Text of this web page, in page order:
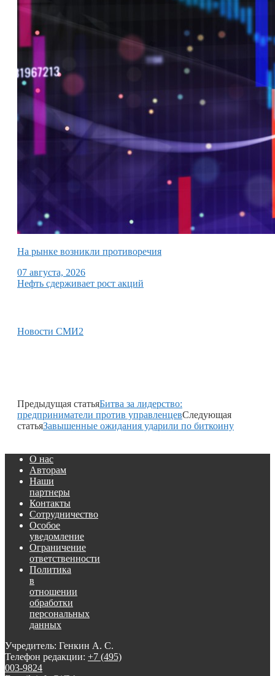
На рынке возникли противоречия
07 августа, 2026
Нефть сдерживает рост акций
Новости СМИ2
Предыдущая статьяБитва за лидерство:
предприниматели против управленцевСледующая
статьяЗавышенные ожидания ударили по биткоину
О нас
Авторам
Наши
партнеры
Контакты
Сотрудничество
Особое
уведомление
Ограничение
ответственности
Политика
в
отношении
обработки
персональных
данных
Учредитель: Генкин А. С.
Телефон редакции: +7 (495)
003-9824